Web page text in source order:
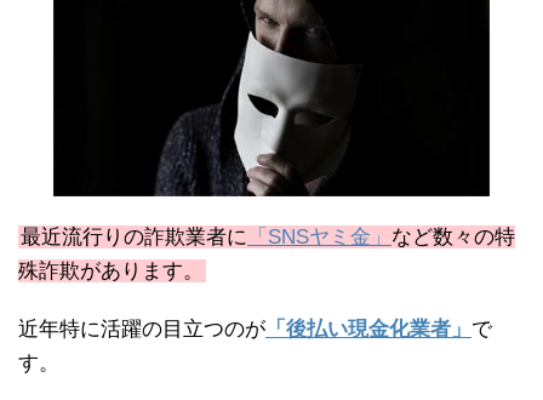
最近流行りの詐欺業者に 「SNSヤミ金」 など数々の特
殊詐欺があります。
近年特に活躍の目立つのが 「後払い現金化業者」 で
す。